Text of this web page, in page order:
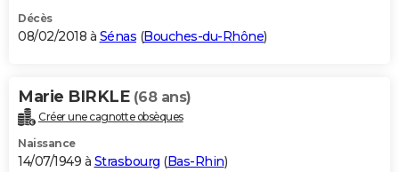
Décès
08/02/2018 à Sénas (Bouches-du-Rhône)
Marie BIRKLE (68 ans)
Créer une cagnotte obsèques
Naissance
14/07/1949 à Strasbourg (Bas-Rhin)